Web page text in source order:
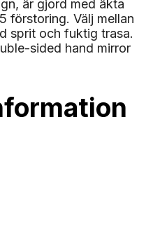
är gjord med äkta
förstoring. Välj mellan
sprit och fuktig trasa.
sided hand mirror